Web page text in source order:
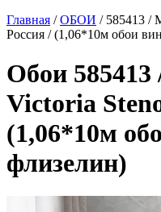
Главная /ОБОИ / 585413 /
Россия / (1,06*10м обои
Обои
Victoria
(1,06*10м
флизелин)